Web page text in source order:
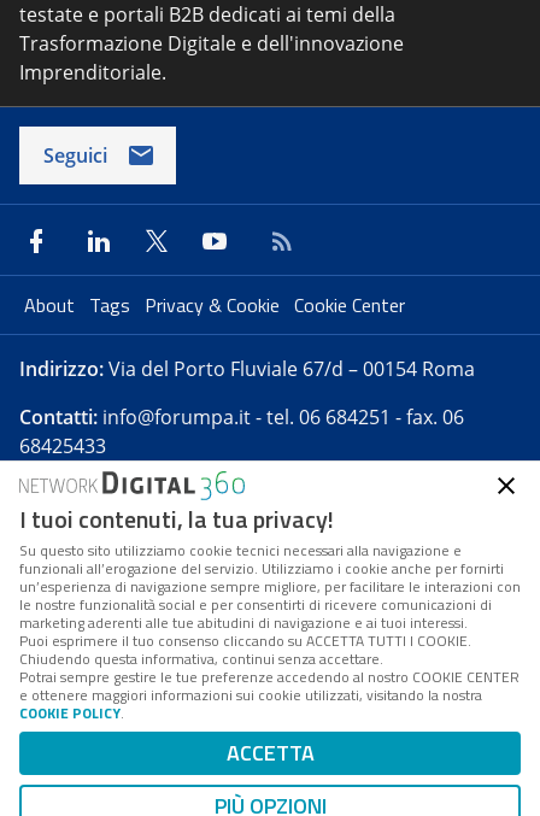
testate e portali B2B dedicati ai temi della
Trasformazione Digitale e dell'innovazione
Imprenditoriale.
Seguici
About Tags Privacy & Cookie Cookie Center
Indirizzo:Via del Porto Fluviale 67/d – 00154 Roma
Contatti: info@forumpa.it- tel. 06 684251 - fax. 06
68425433
Forumpa.itè una pubblicazione telematica iscritta
presso Registro della stampa del Tribunale di Roma -
Reg. n. 182 del 2 maggio 2008 - Direttore resp. Michela
Stentella
FPA s.r.l. è società soggetta a Direzione e
Coordinamento da parte di Digital360 S.p.A. - FPA s.r.l.
è un'azienda certificata per il sistema di management
Codice Fiscale/Partita IVA n. 10693191008 - R.E.A. Roma
n. 1249791. ISP AWS
Mappa del sito
I tuoi contenuti, la tua privacy!
Su questo sito utilizziamo cookie tecnici necessari alla navigazione e
funzionali all’erogazione del servizio. Utilizziamo i cookie anche per fornirti
un’esperienza di navigazione sempre migliore, per facilitare le interazioni con
le nostre funzionalità social e per consentirti di ricevere comunicazioni di
marketing aderenti alle tue abitudini di navigazione e ai tuoi interessi.
Puoi esprimere il tuo consenso cliccando su ACCETTA TUTTI I COOKIE.
Chiudendo questa informativa, continui senza accettare.
Potrai sempre gestire le tue preferenze accedendo al nostro COOKIE CENTER
e ottenere maggiori informazioni sui cookie utilizzati, visitando la nostra
COOKIE POLICY.
ACCETTA
PIÙ OPZIONI